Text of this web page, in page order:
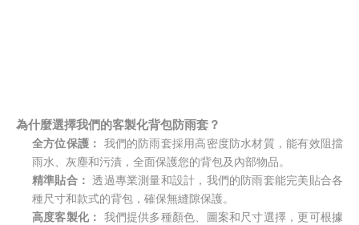
為什麼選擇我們的客製化背包防雨套？
全方位保護： 我們的防雨套採用高密度防水材質，能有效阻擋
雨水、灰塵和污漬，全面保護您的背包及內部物品。
精準貼合： 透過專業測量和設計，我們的防雨套能完美貼合各
種尺寸和款式的背包，確保無縫隙保護。
高度客製化： 我們提供多種顏色、圖案和尺寸選擇，更可根據